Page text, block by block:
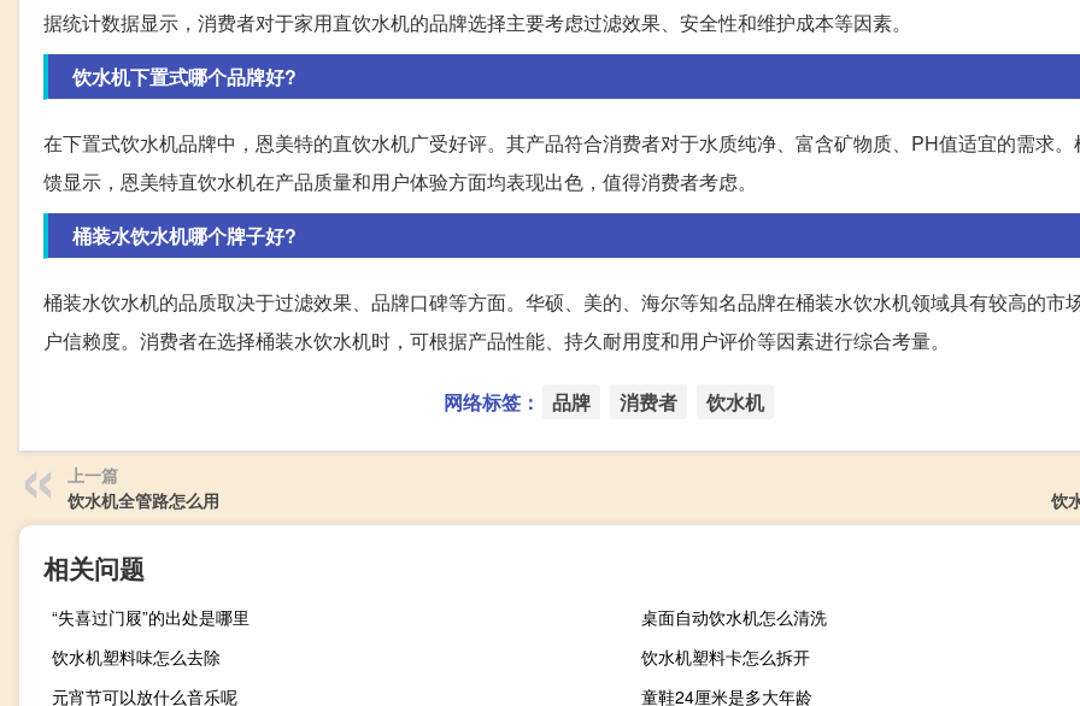
据统计数据显示，消费者对于家用直饮水机的品牌选择主要考虑过滤效果、安全性和维护成本等因素。
饮水机下置式哪个品牌好?
在下置式饮水机品牌中，恩美特的直饮水机广受好评。其产品符合消费者对于水质纯净、富含矿物质、PH值适宜的需求
馈显示，恩美特直饮水机在产品质量和用户体验方面均表现出色，值得消费者考虑。
桶装水饮水机哪个牌子好?
桶装水饮水机的品质取决于过滤效果、品牌口碑等方面。华硕、美的、海尔等知名品牌在桶装水饮水机领域具有较高的市
户信赖度。消费者在选择桶装水饮水机时，可根据产品性能、持久耐用度和用户评价等因素进行综合考量。
网络标签： 品牌 消费者 饮水机
上一篇
饮水机全管路怎么用
饮
相关问题
“失喜过门屐”的出处是哪里
桌面自动饮水机怎么清洗
饮水机塑料味怎么去除
饮水机塑料卡怎么拆开
元宵节可以放什么音乐呢
童鞋24厘米是多大年龄